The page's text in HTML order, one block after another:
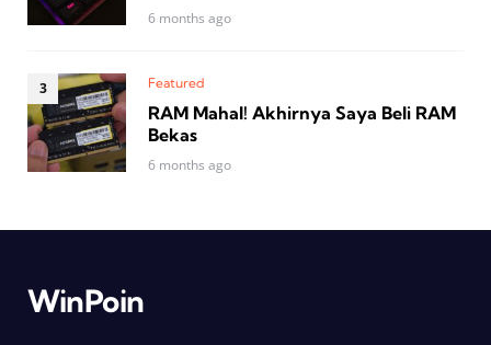
6 months ago
Featured
RAM Mahal! Akhirnya Saya Beli RAM
Bekas
6 months ago
WinPoin